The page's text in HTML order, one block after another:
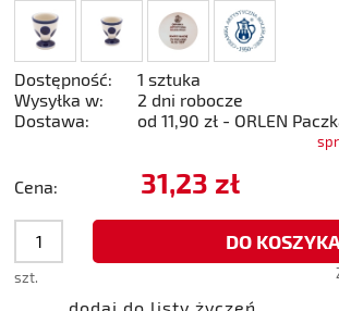
Dostępność:
1 sztuka
Wysyłka w:
2 dni robocze
Dostawa:
od 11,90 zł - ORLEN
Cena nie zawiera ewentualnych kosztów
Cena: 31,23 zł
szt.
DO KOSZYKA
dodaj do listy życzeń